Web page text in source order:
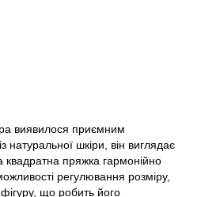
виявилося приємним
шкіри, він виглядає
квадратна пряжка гармонійно
регулювання розміру,
що робить його